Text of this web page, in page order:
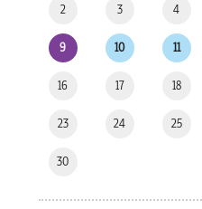
2 3 4
9 10 11
16 17 18
23 24 25
30